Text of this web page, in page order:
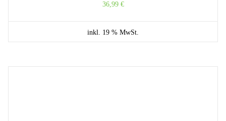
36,99 €
inkl. 19 % MwSt.